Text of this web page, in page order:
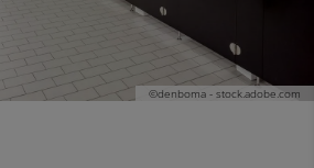
©denboma - stock.adobe.com